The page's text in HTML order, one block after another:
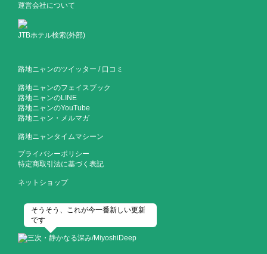
運営会社について
JTBホテル検索(外部)
路地ニャンのツイッター / 口コミ
路地ニャンのフェイスブック
路地ニャンのLINE
路地ニャンのYouTube
路地ニャン・メルマガ
路地ニャンタイムマシーン
プライバシーポリシー
特定商取引法に基づく表記
ネットショップ
そうそう、これが今一番新しい更新
です